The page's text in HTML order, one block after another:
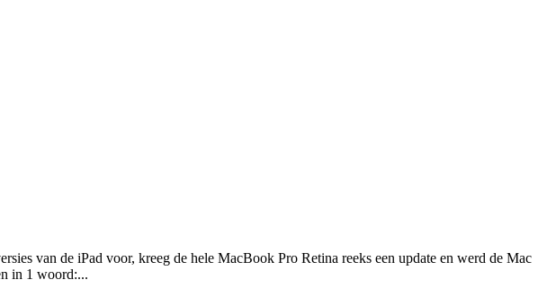
van de iPad voor, kreeg de hele MacBook Pro Retina reeks een update en werd de Mac
in 1 woord:...